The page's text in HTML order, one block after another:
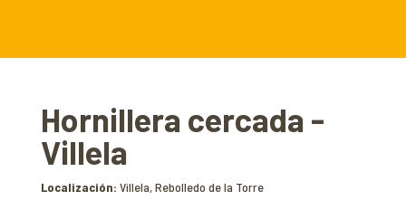
Hornillera cercada -
Villela
Localización: Villela, Rebolledo de la Torre